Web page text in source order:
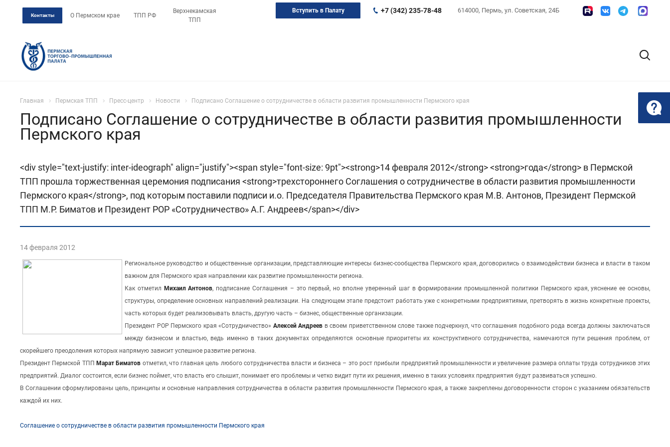
Контакты О Пермском крае ТПП РФ
Верхнекамская
ТПП
614000, Пермь, ул. Советская, 24Б
+7 (342) 235-78-48
Вступить в Палату
Главная Пермская ТПП Пресс-центр Новости Подписано Соглашение о сотрудничестве в области развития промышленности Пермского края
Подписано Соглашение о сотрудничестве в области развития промышленности
Пермского края
<div style="text-justify: inter-ideograph" align="justify"><span style="font-size: 9pt"><strong>14 февраля 2012</strong> <strong>года</strong> в Пермской
ТПП прошла торжественная церемония подписания <strong>трехстороннего Соглашения о сотрудничестве в области развития промышленности
Пермского края</strong>, под которым поставили подписи и.о. Председателя Правительства Пермского края М.В. Антонов, Президент Пермской
ТПП М.Р. Биматов и Президент РОР «Сотрудничество» А.Г. Андреев</span></div>
14 февраля 2012
Региональное руководство и общественные организации, представляющие интересы бизнес-сообщества Пермского края, договорились о взаимодействии бизнеса и власти в таком
важном для Пермского края направлении как развитие промышленности региона.
Как отметил Михаил Антонов, подписание Соглашения – это первый, но вполне уверенный шаг в формировании промышленной политики Пермского края, уяснение ее основы,
структуры, определение основных направлений реализации. На следующем этапе предстоит работать уже с конкретными предприятиями, претворять в жизнь конкретные проекты,
часть которых будет реализовывать власть, другую часть – бизнес, общественные организации.
Президент РОР Пермского края «Сотрудничество» Алексей Андреев в своем приветственном слове также подчеркнул, что соглашения подобного рода всегда должны заключаться
между бизнесом и властью, ведь именно в таких документах определяются основные приоритеты их конструктивного сотрудничества, намечаются пути решения проблем, от
скорейшего преодоления которых напрямую зависит успешное развитие региона.
Президент Пермской ТПП Марат Биматов отметил, что главная цель любого сотрудничества власти и бизнеса – это рост прибыли предприятий промышленности и увеличение размера оплаты труда сотрудников этих
предприятий. Диалог состоится, если бизнес поймет, что власть его слышит, понимает его проблемы и четко видит пути их решения, именно в таких условиях предприятия будут развиваться успешно.
В Соглашении сформулированы цель, принципы и основные направления сотрудничества в области развития промышленности Пермского края, а также закреплены договоренности сторон с указанием обязательств
каждой их них.
Соглашение о сотрудничестве в области развития промышленности Пермского края